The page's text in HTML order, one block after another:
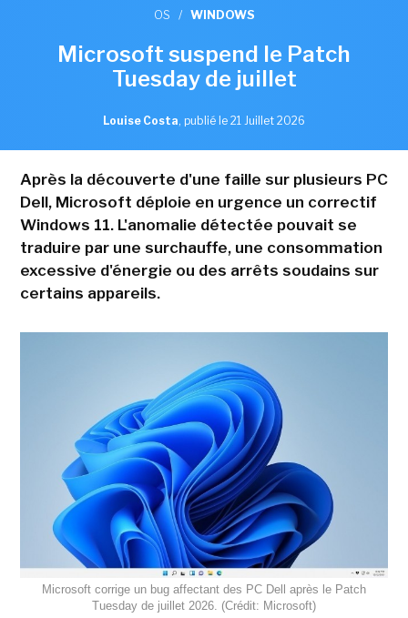
OS / WINDOWS
Microsoft suspend le Patch
Tuesday de juillet
Louise Costa, publié le 21 Juillet 2026
Après la découverte d'une faille sur plusieurs PC
Dell, Microsoft déploie en urgence un correctif
Windows 11. L'anomalie détectée pouvait se
traduire par une surchauffe, une consommation
excessive d'énergie ou des arrêts soudains sur
certains appareils.
Microsoft corrige un bug affectant des PC Dell après le Patch
Tuesday de juillet 2026. (Crédit: Microsoft)